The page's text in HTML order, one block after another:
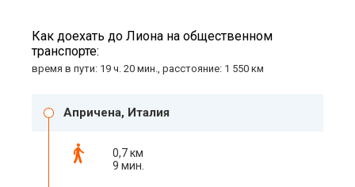
Как доехать до Лиона на общественном
транспорте:
время в пути: 19 ч. 20 мин., расстояние: 1 550 км
Апричена, Италия
0,7 км
9 мин.